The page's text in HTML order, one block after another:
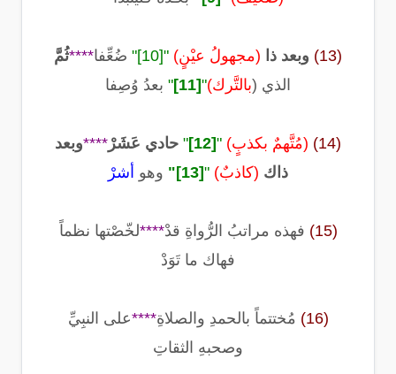
(13) وبعد ذا (مجهولُ عيْنٍ) "
[10]
" ضُعِّفا****ثُمَّ
الذي (بالتَّرك)"
[11]
" بعدُ وُصِفا
(14) (مُتَّهمٌ بكذبٍ) "
[12]
" حادي عَشَرْ ****وبعد
ذاك (كاذبٌ) "
[13]
" وهو أشرْ
(15) فهذه مراتبُ الرُّواةِ قدْ****لخّصْتها نظماً
فهاك ما تَوَدْ
(16) مُختتماً بالحمدِ والصلاةِ****على النبِيِّ
وصحبهِ الثقاتِ